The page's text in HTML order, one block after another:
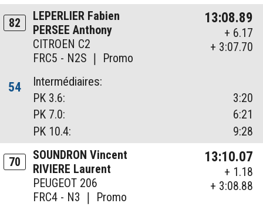
82
LEPERLIER Fabien
PERSEE Anthony
CITROEN C2
FRC5 - N2S ❘ Promo
13:08.89
+ 6.17
+ 3:07.70
54
Intermédiaires:
PK 3.6:
3:20
PK 7.0:
6:21
PK 10.4:
9:28
70
SOUNDRON Vincent
RIVIERE Laurent
PEUGEOT 206
FRC4 - N3 ❘ Promo
13:10.07
+ 1.18
+ 3:08.88